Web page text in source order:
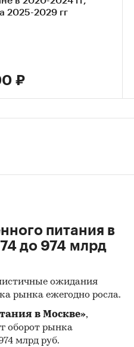
2025-2029 гг
₽
питания в
до 974 млрд
ожидания
рынка ежегодно росла.
в Москве»,
оборот рынка
млрд руб.